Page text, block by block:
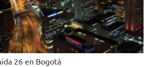
26 en Bogotá